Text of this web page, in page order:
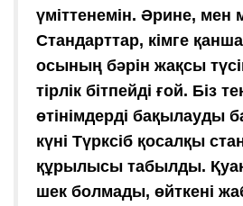
үміттенемін. Әрине, мен
Стандарттар, кімге
осының бәрін жақсы
тірлік бітпейді ғой. Біз
өтінімдерді бақылауды
күні Түрксіб қосалқы
құрылысы табылды.
шек болмады, өйткені